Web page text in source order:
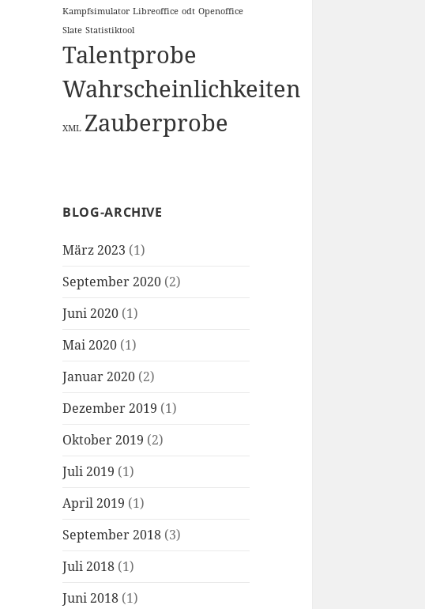
Kampfsimulator Libreoffice odt Openoffice
Slate Statistiktool
Talentprobe
Wahrscheinlichkeiten
XML Zauberprobe
BLOG-ARCHIVE
März 2023 (1)
September 2020 (2)
Juni 2020 (1)
Mai 2020 (1)
Januar 2020 (2)
Dezember 2019 (1)
Oktober 2019 (2)
Juli 2019 (1)
April 2019 (1)
September 2018 (3)
Juli 2018 (1)
Juni 2018 (1)